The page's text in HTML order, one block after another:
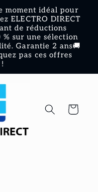
moment idéal pour
ELECTRO DIRECT
de réductions
sur une sélection
Garantie 2 ans🚚
pas ces offres
Panier